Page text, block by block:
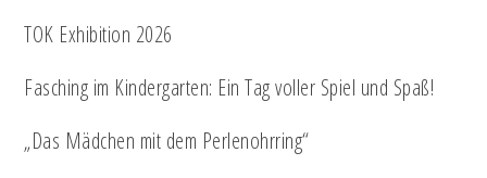
TOK Exhibition 2026
Fasching im Kindergarten: Ein Tag voller Spiel und Spaß!
„Das Mädchen mit dem Perlenohrring“